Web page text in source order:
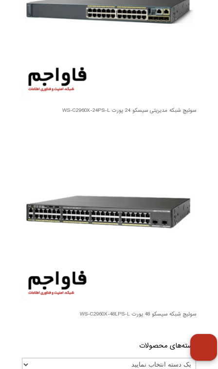
سوئیچ شبکه مدیریتی سیسکو 24 پورت WS-C2960X-24PS-L
سوئیچ شبکه سیسکو 48 پورت WS-C2960X-48LPS-L
دسته‌های محصولات